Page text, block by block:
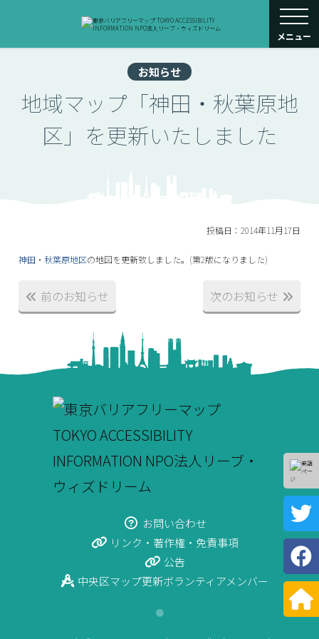
メニュー
お知らせ
地域マップ「神田・秋葉原地
区」を更新いたしました
投稿日：2014年11月17日
神田 ・秋葉原地区の地図を更新致しました。(第2版になりました)
前のお知らせ 次のお知らせ
お問い合わせ
リンク・著作権・免責事項
公告
中央区マップ更新ボランティアメンバー
●